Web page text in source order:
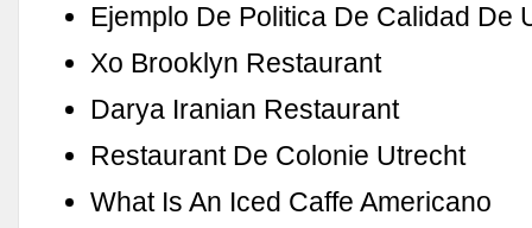
Ejemplo De Politica De Calidad De
Xo Brooklyn Restaurant
Darya Iranian Restaurant
Restaurant De Colonie Utrecht
What Is An Iced Caffe Americano